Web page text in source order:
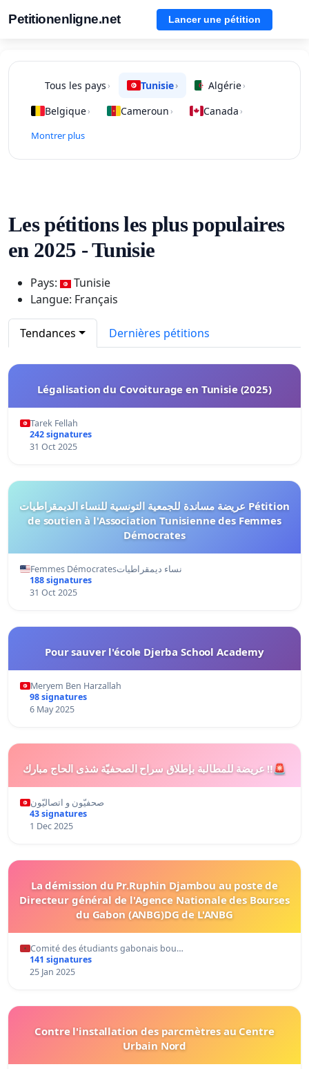
Petitionenligne.net Lancer une pétition
Tous les pays › Tunisie› Algérie›
Belgique› Cameroun › Canada ›
Montrer plus
Les pétitions les plus populaires
en 2025 - Tunisie
Pays:
Tunisie
Langue: Français
Tendances Dernières pétitions
Légalisation du Covoiturage en Tunisie (2025)
Tarek Fellah
242 signatures
31 Oct 2025
عريضة مساندة للجمعية التونسية للنساء الديمقراطيات Pétition
de soutien à l'Association Tunisienne des Femmes
Démocrates
Femmes Démocratesنساء ديمقراطيات
188 signatures
31 Oct 2025
Pour sauver l'école Djerba School Academy
Meryem Ben Harzallah
98 signatures
6 May 2025
عريضة للمطالبة بإطلاق سراح الصحفيّة شذى الحاج مبارك ‼️🚨
صحفيّون و اتصاليّون
43 signatures
1 Dec 2025
La démission du Pr.Ruphin Djambou au poste de
Directeur général de l'Agence Nationale des Bourses
du Gabon (ANBG)DG de L'ANBG
Comité des étudiants gabonais bou…
141 signatures
25 Jan 2025
Contre l'installation des parcmètres au Centre
Urbain Nord